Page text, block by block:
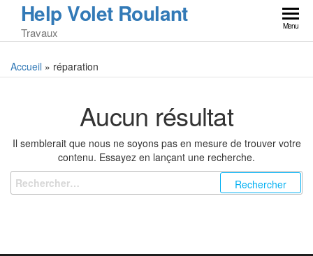
Help Volet Roulant
Travaux Menu
Accueil » réparation
Aucun résultat
Il semblerait que nous ne soyons pas en mesure de trouver votre
contenu. Essayez en lançant une recherche.